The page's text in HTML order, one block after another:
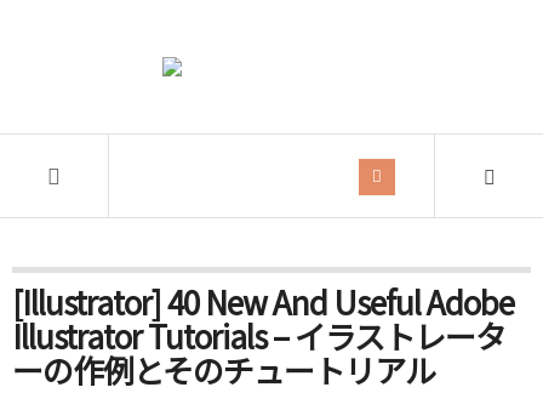
[Illustrator] 40 New And Useful Adobe
Illustrator Tutorials – イラストレータ
ーの作例とそのチュートリアル